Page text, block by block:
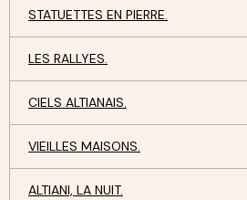
STATUETTES EN PIERRE.
LES RALLYES.
CIELS ALTIANAIS.
VIEILLES MAISONS.
ALTIANI, LA NUIT.